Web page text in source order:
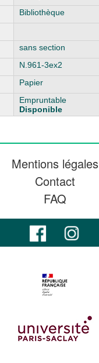
Bibliothèque
sans section
N.961-3ex2
Papier
Empruntable
Disponible
Mentions légales
Contact
FAQ